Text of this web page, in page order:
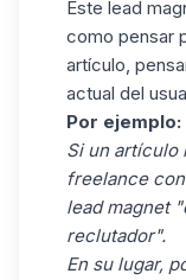
Este lead
como pensar
artículo,
actual del
Por ejemplo:
Si un artículo
freelance
lead magnet
reclutador".
En su lugar,